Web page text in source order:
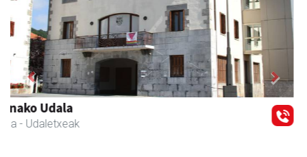
Kiwi Corner English
Andoain - Akademiak
Previous Next